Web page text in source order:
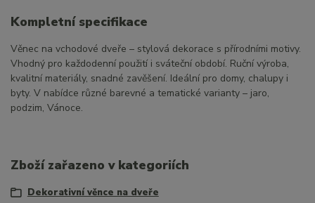
Kompletní specifikace
Věnec na vchodové dveře – stylová dekorace s přírodními motivy.
Vhodný pro každodenní použití i sváteční období. Ruční výroba,
kvalitní materiály, snadné zavěšení. Ideální pro domy, chalupy i
byty. V nabídce různé barevné a tematické varianty – jaro,
podzim, Vánoce.
Zboží zařazeno v kategoriích
Dekorativní věnce na dveře